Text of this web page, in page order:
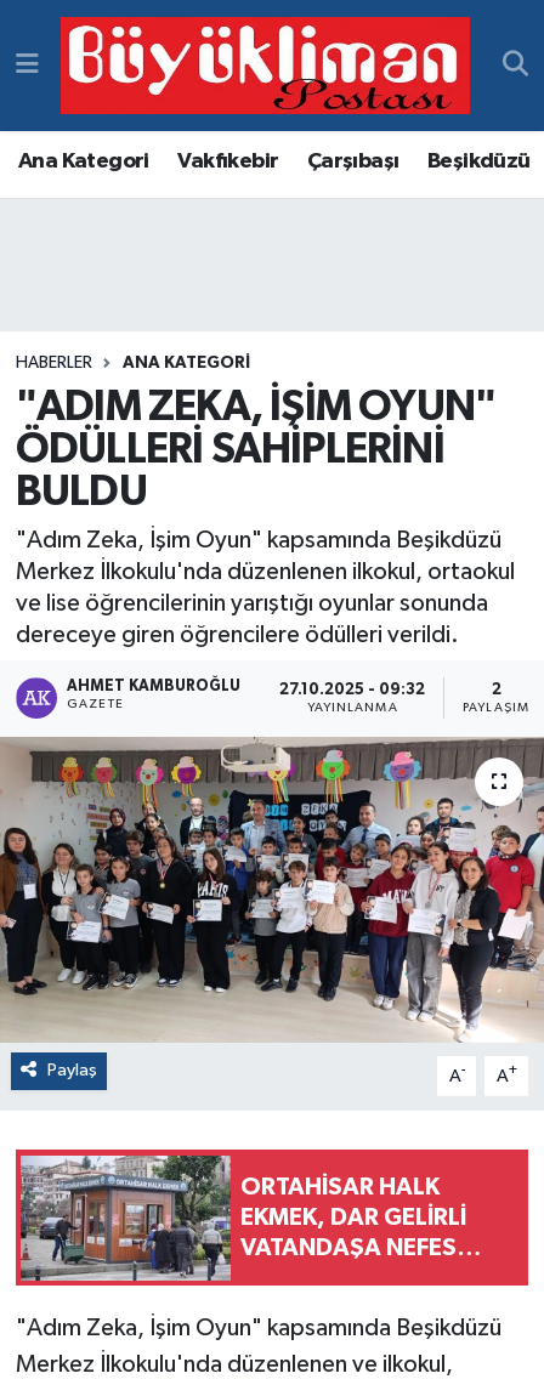
Ana Kategori Vakfıkebir Çarşıbaşı Beşikdüzü
HABERLER ANA KATEGORI
"ADIM ZEKA, İŞİM OYUN"
ÖDÜLLERİ SAHİPLERİNİ
BULDU
"Adım Zeka, İşim Oyun" kapsamında Beşikdüzü
Merkez İlkokulu'nda düzenlenen ilkokul, ortaokul
ve lise öğrencilerinin yarıştığı oyunlar sonunda
dereceye giren öğrencilere ödülleri verildi.
AHMET KAMBUROĞLU
GAZETE
27.10.2025 - 09:32
YAYINLANMA
2
PAYLAŞIM
Paylaş A- A+
ORTAHİSAR HALK
EKMEK, DAR GELİRLİ
VATANDAŞA NEFES
"Adım Zeka, İşim Oyun" kapsamında Beşikdüzü
Merkez İlkokulu'nda düzenlenen ve ilkokul,
Vakfıkebir Hava Durumu
Vakfıkebir Trafik Yoğunluk Haritası
Haber Arşivi